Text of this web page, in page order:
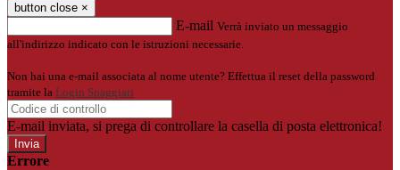
button close ×
E-mail Verrà inviato un messaggio
all'indirizzo indicato con le istruzioni necessarie.
Non hai una e-mail associata al nome utente? Effettua il reset della password
tramite la Login Spaggiari
E-mail inviata, si prega di controllare la casella di posta elettronica!
Errore